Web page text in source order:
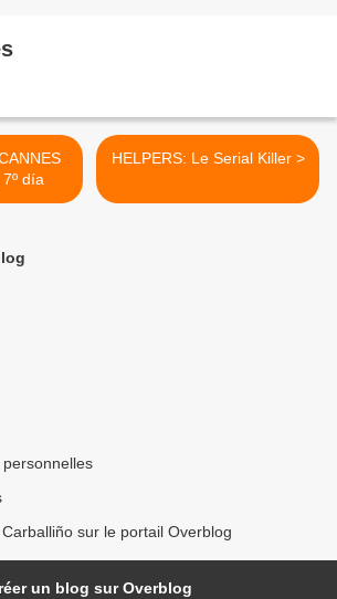
día
HELPERS: Le Serial Killer >
sur le portail Overblog
un blog sur Overblog